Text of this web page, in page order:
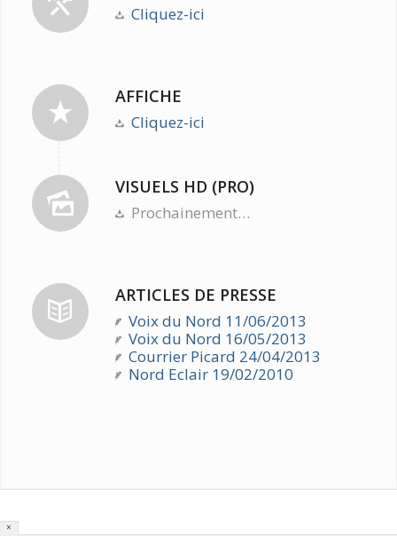
Cliquez-ici
AFFICHE
Cliquez-ici
VISUELS HD (PRO)
Prochainement…
ARTICLES DE PRESSE
Voix du Nord 11/06/2013
Voix du Nord 16/05/2013
Courrier Picard 24/04/2013
Nord Eclair 19/02/2010
×